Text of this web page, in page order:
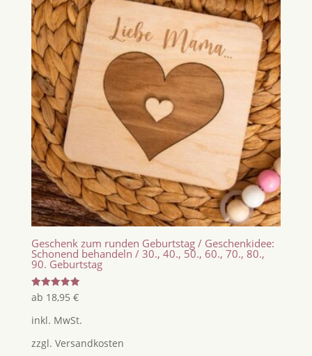
Geschenk zum runden Geburtstag / Geschenkidee:
Schonend behandeln / 30., 40., 50., 60., 70., 80.,
90. Geburtstag
Bewertet
mit
von 5
ab 18,95 €
inkl. MwSt.
zzgl. Versandkosten